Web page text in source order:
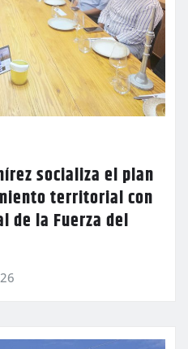
socializa el plan
territorial con
de la Fuerza del